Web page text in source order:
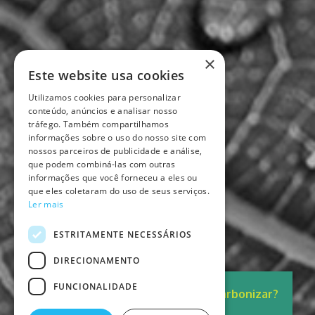
Pronto para
Descarbonizar?
A solução está aqui.
×
Este website usa cookies
Utilizamos cookies para personalizar
conteúdo, anúncios e analisar nosso
tráfego. Também compartilhamos
informações sobre o uso do nosso site com
nossos parceiros de publicidade e análise,
que podem combiná-las com outras
informações que você forneceu a eles ou
que eles coletaram do uso de seus serviços.
Ler mais
ESTRITAMENTE NECESSÁRIOS
DIRECIONAMENTO
FUNCIONALIDADE